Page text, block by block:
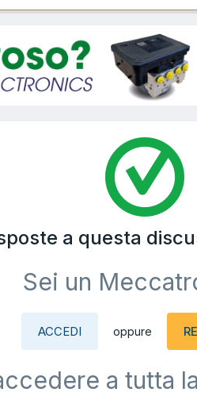
a questa
Sei un
ACCEDI oppure
a tutta